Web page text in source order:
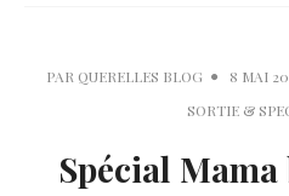
PAR QUERELLES BLOG 8 MAI
SORTIE &
Spécial